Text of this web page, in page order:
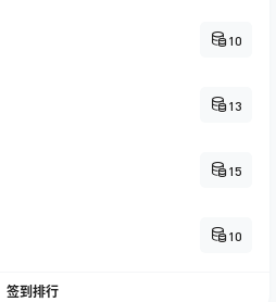
10
13
15
10
签到排行